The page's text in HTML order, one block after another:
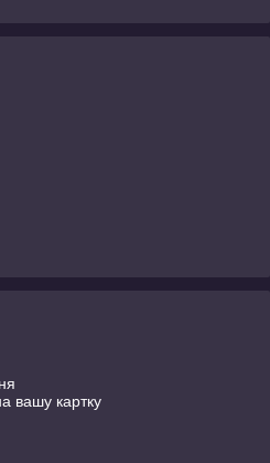
вашу картку